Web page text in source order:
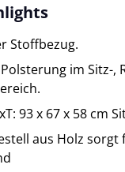
Stoffbezug.
im Sitz-,
93 x 67 x 58 cm
aus Holz sorgt